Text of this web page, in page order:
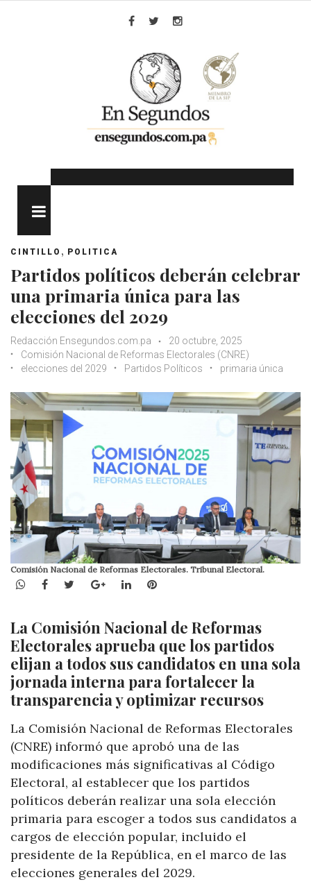
CINTILLO , POLITICA
Partidos políticos deberán celebrar
una primaria única para las
elecciones del 2029
Redacción Ensegundos.com.pa
20 octubre, 2025
Comisión Nacional de Reformas Electorales (CNRE)
elecciones del 2029
Partidos Políticos primaria única
Comisión Nacional de Reformas Electorales. Tribunal Electoral.
WhatsApp
Facebook
TwitterGoogle+LinkedInPinterest
La Comisión Nacional de Reformas
Electorales aprueba que los partidos
elijan a todos sus candidatos en una sola
jornada interna para fortalecer la
transparencia y optimizar recursos
La Comisión Nacional de Reformas Electorales
(CNRE) informó que aprobó una de las
modificaciones más significativas al Código
Electoral, al establecer que los partidos
políticos deberán realizar una sola elección
primaria para escoger a todos sus candidatos a
cargos de elección popular, incluido el
presidente de la República, en el marco de las
elecciones generales del 2029.